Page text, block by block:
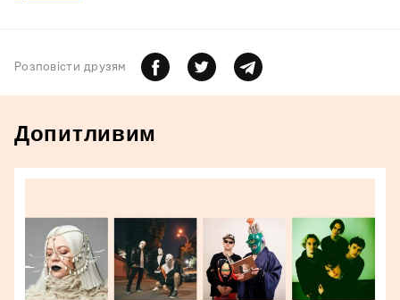
Розповiсти друзям
Допитливим